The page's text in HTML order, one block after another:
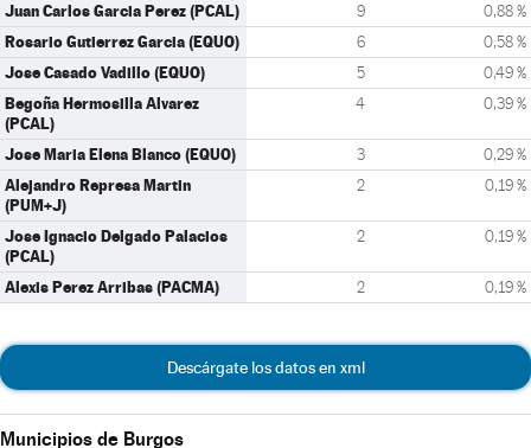
Juan Carlos Garcia Perez (PCAL) 9 0,88 %
Rosario Gutierrez Garcia (EQUO) 6 0,58 %
Jose Casado Vadillo (EQUO) 5 0,49 %
Begoña Hermosilla Alvarez
(PCAL)
4 0,39 %
Jose Maria Elena Blanco (EQUO) 3 0,29 %
Alejandro Represa Martin
(PUM+J)
2 0,19 %
Jose Ignacio Delgado Palacios
(PCAL)
2 0,19 %
Alexis Perez Arribas (PACMA) 2 0,19 %
Descárgate los datos en xml
Municipios de Burgos